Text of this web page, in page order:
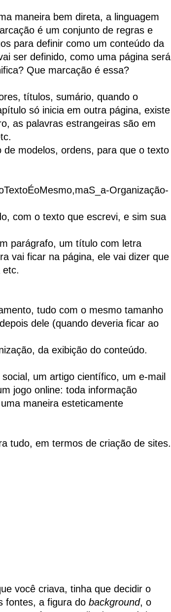
maneira bem direta, a linguagem
é um conjunto de regras e
para definir como um conteúdo da
ser definido, como uma página será
Que marcação é essa?
títulos, sumário, quando o
só inicia em outra página, existe
as palavras estrangeiras são em
modelos, ordens, para que o texto
Organização-
com o texto que escrevi, e sim sua
parágrafo, um título com letra
vai ficar na página, ele vai dizer que
etc.
tudo com o mesmo tamanho
dele (quando deveria ficar ao
da exibição do conteúdo.
um artigo científico, um e-mail
jogo online: toda informação
maneira esteticamente
tudo, em termos de criação de sites.
você criava, tinha que decidir o
fontes, a figura do background, o